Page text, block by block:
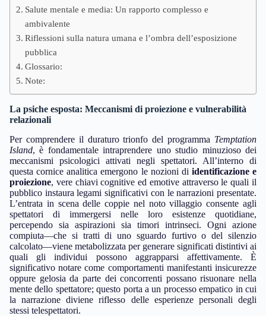
Salute mentale e media: Un rapporto complesso e
ambivalente
Riflessioni sulla natura umana e l’ombra dell’esposizione
pubblica
Glossario:
Note:
La psiche esposta: Meccanismi di proiezione e vulnerabilità
relazionali
Per comprendere il duraturo trionfo del programma Temptation
Island, è fondamentale intraprendere uno studio minuzioso dei
meccanismi psicologici attivati negli spettatori. All’interno di
questa cornice analitica emergono le nozioni di identificazione e
proiezione, vere chiavi cognitive ed emotive attraverso le quali il
pubblico instaura legami significativi con le narrazioni presentate.
L’entrata in scena delle coppie nel noto villaggio consente agli
spettatori di immergersi nelle loro esistenze quotidiane,
percependo sia aspirazioni sia timori intrinseci. Ogni azione
compiuta—che si tratti di uno sguardo furtivo o del silenzio
calcolato—viene metabolizzata per generare significati distintivi ai
quali gli individui possono aggrapparsi affettivamente. È
significativo notare come comportamenti manifestanti insicurezze
oppure gelosia da parte dei concorrenti possano risuonare nella
mente dello spettatore; questo porta a un processo empatico in cui
la narrazione diviene riflesso delle esperienze personali degli
stessi telespettatori.